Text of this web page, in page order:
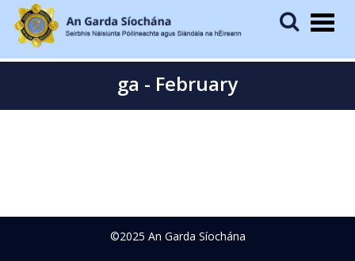
ga - February
©2025 An Garda Síochána